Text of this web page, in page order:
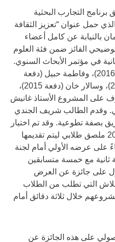
التجارب البحثية
حمل عنوان “تعزيز الثقافة
بالنيابة عن كامل أعضاء
الفائز ضمن فئة العلوم
في مؤتمر الأبحاث السنوي.
وتضمن الفريق أهواز أختر (دفعة 2016)، وفاطمة حبيل (دفعة
2015)، وهشام حسن (دفعة 2015)، وسالار خان (دفعة 2015)،
(دفعة 2015). وأشرف على المشروع الأستاذ غانيش
وقدم الطالب شريف الجندي
للفريق بصفة تطوعية. وقد تم اختيار
60 فقط من أصل ما يزيد على 200 ملصق طلابي ليتم تقديمها
على عرضه الأولي أمام لجنة
ثانية مع خمسة متسابقين
على جائزة عن العرض
التي تطلب من الطلاب
خلال ثلاثة دقائق أمام
على هذه الجائزة عن